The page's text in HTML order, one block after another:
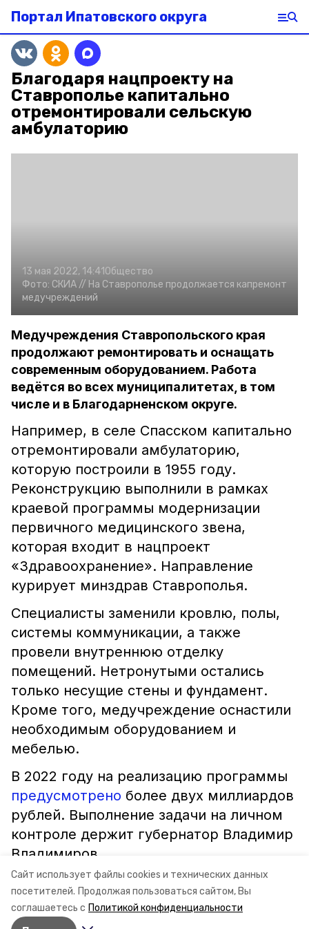
Сайт использует файлы cookies и технических данных
посетителей. Продолжая пользоваться сайтом, Вы
соглашаетесь с Политикой конфиденциальности
Портал Ипатовского округа
Благодаря нацпроекту на
Ставрополье капитально
отремонтировали сельскую
амбулаторию
13 мая 2022, 14:41Общество
Фото: СКИА // На Ставрополье продолжается капремонт
медучреждений
Медучреждения Ставропольского края
продолжают ремонтировать и оснащать
современным оборудованием. Работа
ведётся во всех муниципалитетах, в том
числе и в Благодарненском округе.
Например, в селе Спасском капитально
отремонтировали амбулаторию,
которую построили в 1955 году.
Реконструкцию выполнили в рамках
краевой программы модернизации
первичного медицинского звена,
которая входит в нацпроект
«Здравоохранение». Направление
курирует минздрав Ставрополья.
Специалисты заменили кровлю, полы,
системы коммуникации, а также
провели внутреннюю отделку
помещений. Нетронутыми остались
только несущие стены и фундамент.
Кроме того, медучреждение оснастили
необходимым оборудованием и
мебелью.
В 2022 году на реализацию программы
предусмотрено более двух миллиардов
рублей. Выполнение задачи на личном
контроле держит губернатор Владимир
Владимиров.
ставропольский край минздрав ск